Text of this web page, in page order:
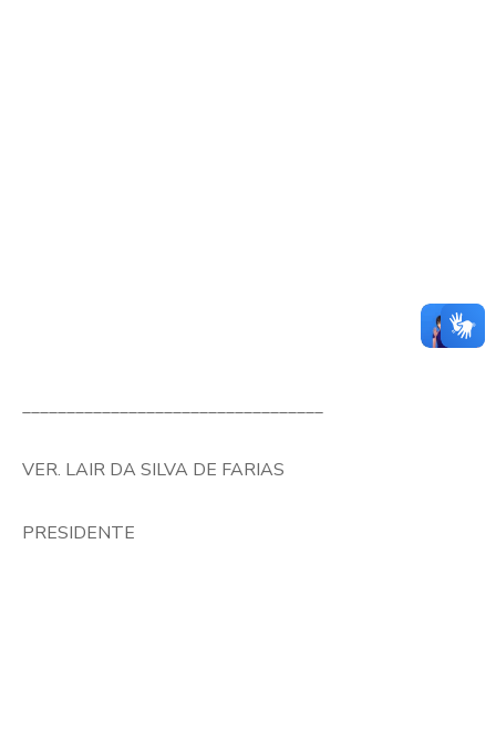
__________________________________
VER. LAIR DA SILVA DE FARIAS
PRESIDENTE